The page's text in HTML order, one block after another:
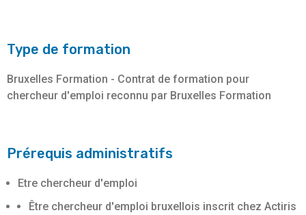
Type de formation
Bruxelles Formation - Contrat de formation pour
chercheur d'emploi reconnu par Bruxelles Formation
Prérequis administratifs
Etre chercheur d'emploi
Être chercheur d'emploi bruxellois inscrit chez Actiris